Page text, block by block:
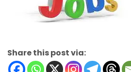
Share this post via: